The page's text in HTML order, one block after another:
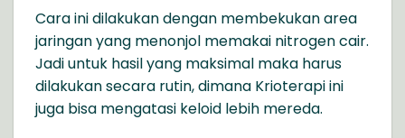
Cara ini dilakukan dengan membekukan area
jaringan yang menonjol memakai nitrogen cair.
Jadi untuk hasil yang maksimal maka harus
dilakukan secara rutin, dimana Krioterapi ini
juga bisa mengatasi keloid lebih mereda.